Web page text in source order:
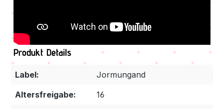
Produkt Details
Label:
Jormungand
Altersfreigabe:
16